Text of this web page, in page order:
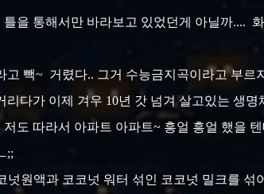
을 통해서만 바라보고 있었던게 아닐까....
빽~ 거렸다.. 그거 수능금지곡이라고 부르
다가 이제 겨우 10년 갓 넘겨 살고있는 생명
도 따라서 아파트 아파트~ 흥얼 흥얼 했을
;;
원액과 코코넛 워터 섞인 코코넛 밀크를 섞